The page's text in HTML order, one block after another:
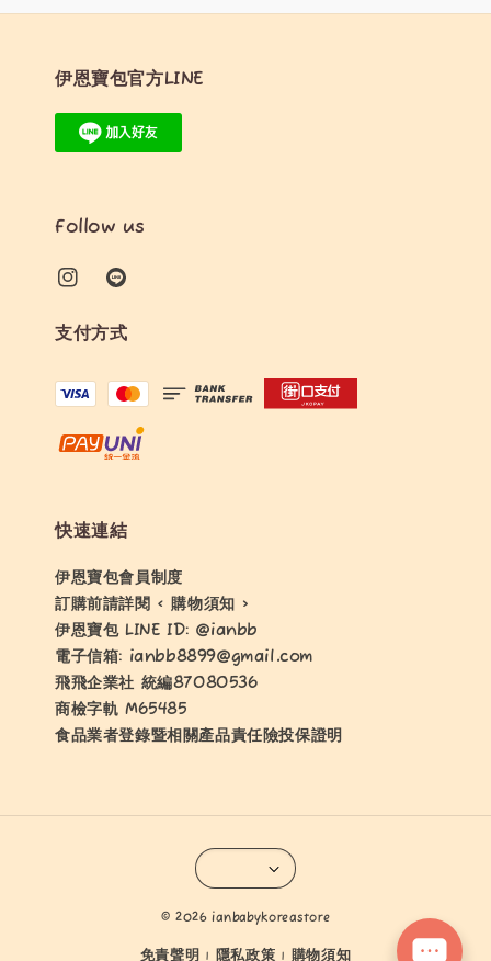
伊恩寶包官方LINE
Follow us
支付方式
快速連結
伊恩寶包會員制度
訂購前請詳閱 < 購物須知 >
伊恩寶包 LINE ID: @ianbb
電子信箱: ianbb8899@gmail.com
飛飛企業社 統編87080536
商檢字軌 M65485
食品業者登錄暨相關產品責任險投保證明
© 2026 ianbabykoreastore
免責聲明 | 隱私政策 | 購物須知